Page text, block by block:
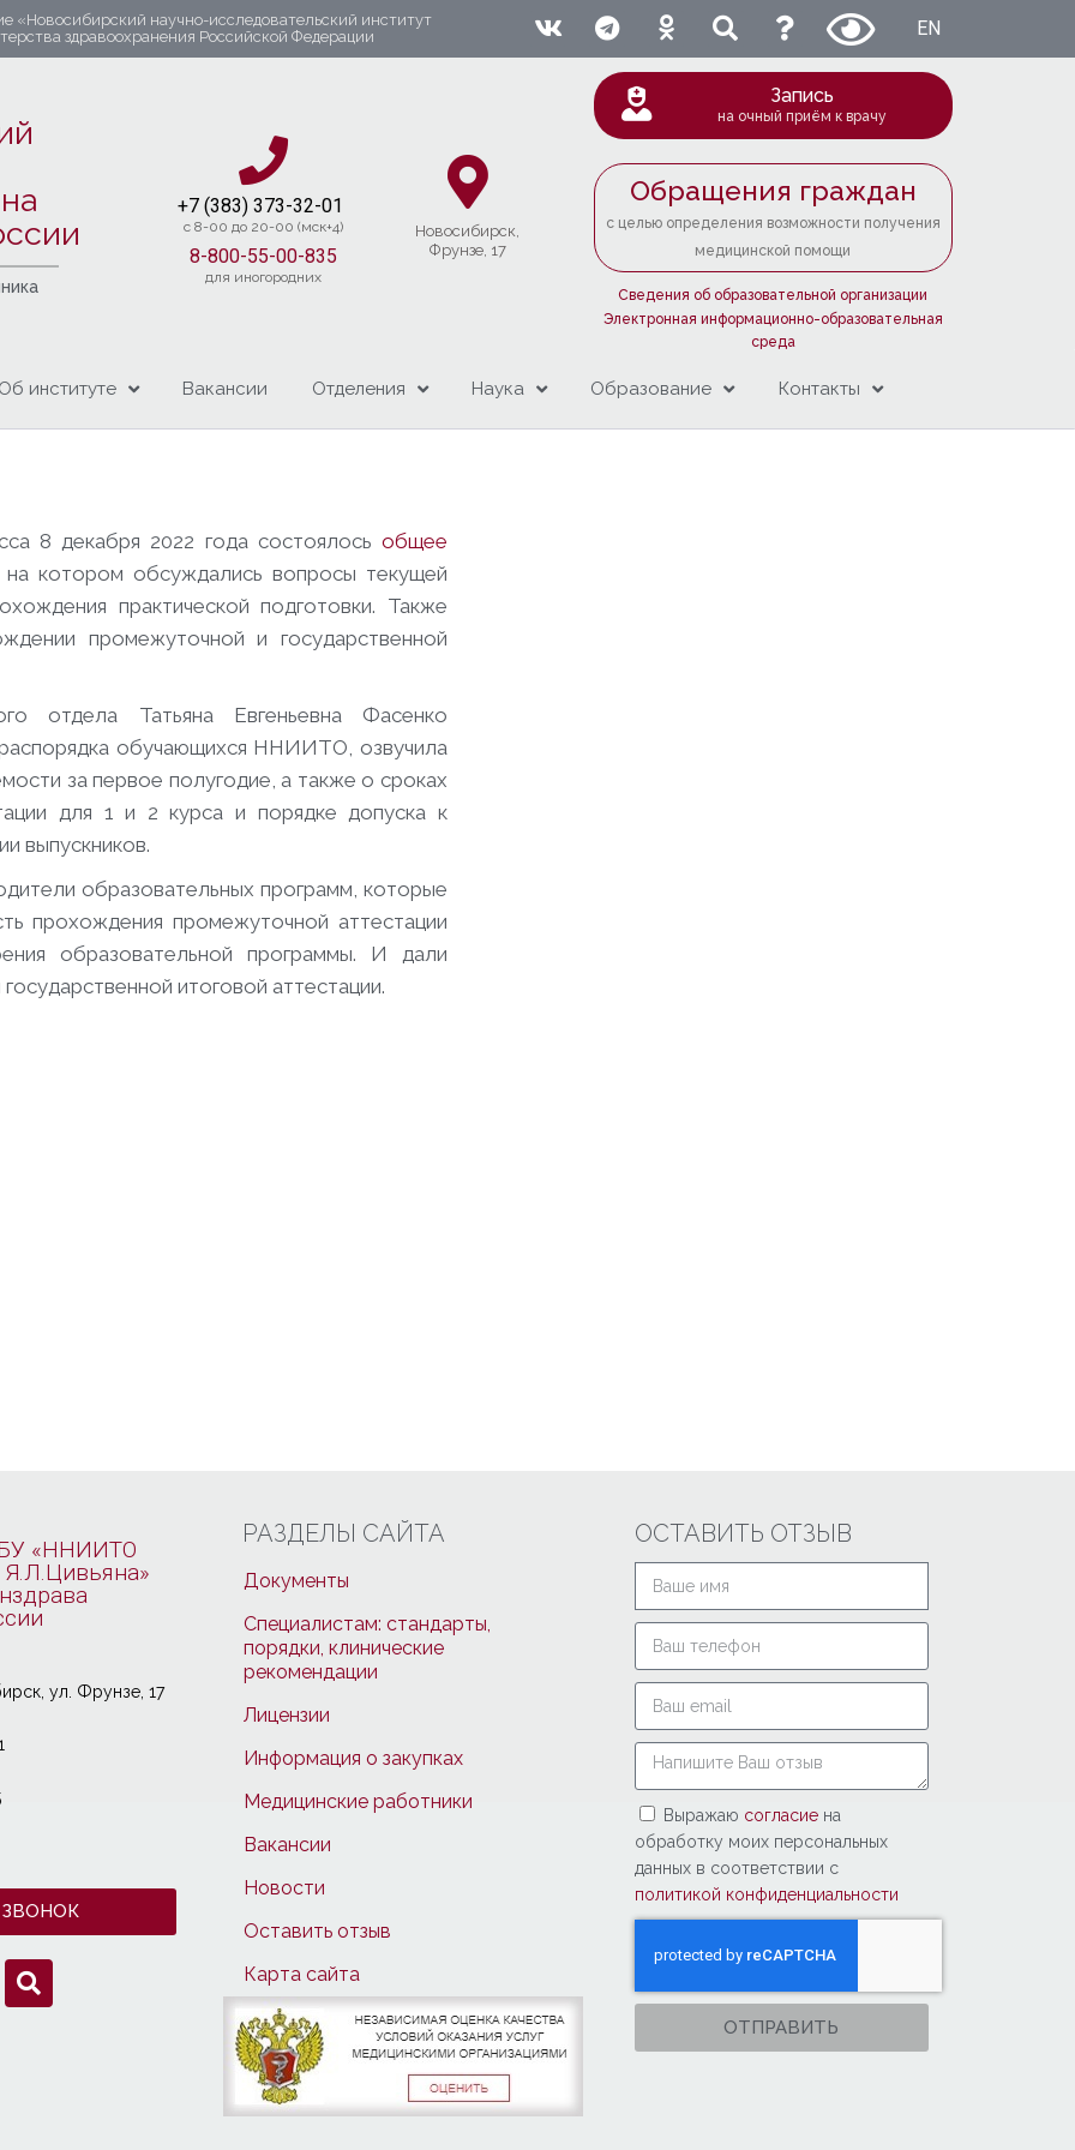
«Новосибирский научно-исследовательский институт
здравоохранения Российской Федерации
EN
+7 (383) 373-32-01​
c 8-00 до 20-00 (мск+4)
8-800-55-00-835
для иногородних
Новосибирcк,
Фрунзе, 17
Запись
на очный приём к врачу
Обращения граждан
с целью определения возможности получения
медицинской помощи
Сведения об образовательной организации
Электронная информационно-образовательная
среда
Об институте Вакансии Отделения Наука Образование Контакты
8 декабря 2022 года состоялось общее
котором обсуждались вопросы текущей
практической подготовки. Также
промежуточной и государственной
отдела Татьяна Евгеньевна Фасенко
обучающихся ННИИТО, озвучила
за первое полугодие, а также о сроках
для 1 и 2 курса и порядке допуска к
выпускников.
образовательных программ, которые
прохождения промежуточной аттестации
образовательной программы. И дали
итоговой аттестации.
«ННИИТО
Я.Л.Цивьяна»
ул. Фрунзе, 17
ЗВОНОК
РАЗДЕЛЫ САЙТА
Документы
Специалистам: стандарты,
порядки, клинические
рекомендации
Лицензии
Информация о закупках
Медицинские работники
Вакансии
Новости
Оставить отзыв
Карта сайта
ОСТАВИТЬ ОТЗЫВ
Выражаю согласие на
обработку моих персональных
данных в соответствии с
политикой конфиденциальности
ОТПРАВИТЬ